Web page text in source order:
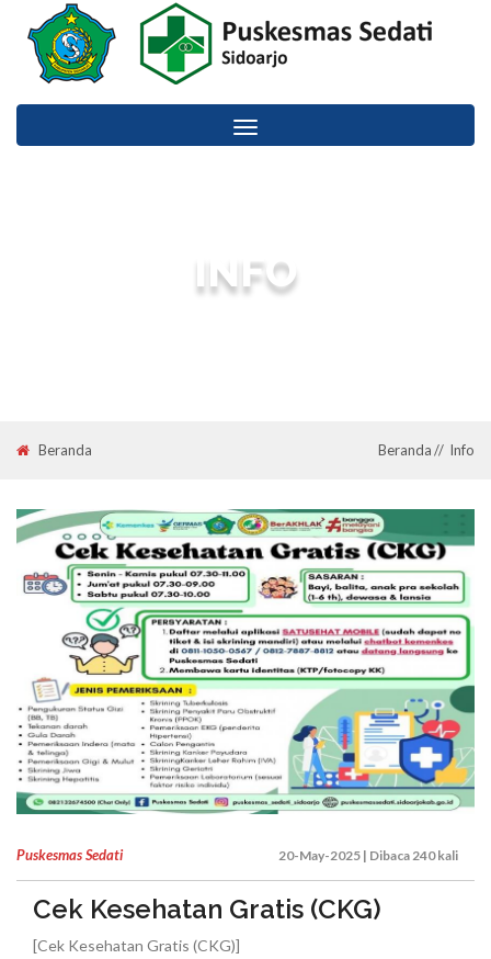
Toggle
navigation
INFO
Beranda Beranda Info
Puskesmas Sedati 20-May-2025 | Dibaca 240 kali
Cek Kesehatan Gratis (CKG)
[Cek Kesehatan Gratis (CKG)]